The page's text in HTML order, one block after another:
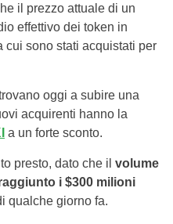
il prezzo attuale di un
effettivo dei token in
cui sono stati acquistati per
oggi a subire una
acquirenti hanno la
a un forte sconto.
presto, dato che il volume
i $300 milioni
qualche giorno fa.